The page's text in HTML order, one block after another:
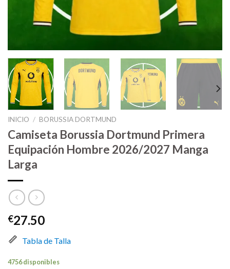
INICIO / BORUSSIA DORTMUND
Camiseta Borussia Dortmund Primera
Equipación Hombre 2026/2027 Manga
Larga
€27.50
Tabla de Talla
4756 disponibles